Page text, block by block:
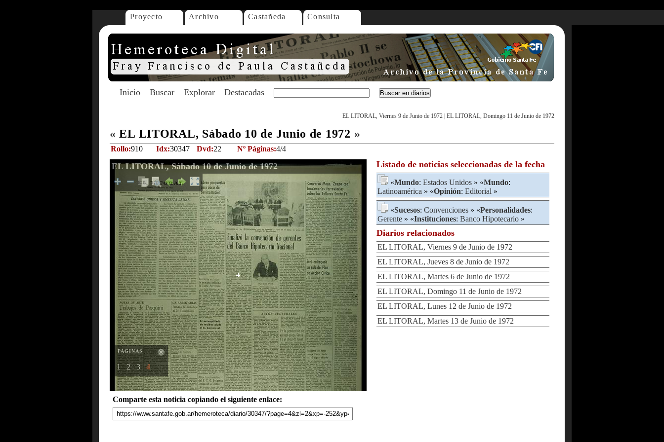
Proyecto Archivo Castañeda Consulta
Inicio Buscar Explorar Destacadas
EL LITORAL, Viernes 9 de Junio de 1972 EL LITORAL, Domingo 11 de Junio de 1972
« EL LITORAL, Sábado 10 de Junio de 1972 »
Rollo:910 Idx:30347 Dvd:22 Nº Páginas:4/4
EL LITORAL, Sábado 10 de Junio de 1972
PAGINAS
1 2 3 4
Comparte esta noticia copiando el siguiente enlace:
Listado de noticias seleccionadas de la fecha
«Mundo: Estados Unidos » «Mundo:
Latinoamérica » «Opinión: Editorial »
«Sucesos: Convenciones » «Personalidades:
Gerente » «Instituciones: Banco Hipotecario »
Diarios relacionados
EL LITORAL, Viernes 9 de Junio de 1972
EL LITORAL, Jueves 8 de Junio de 1972
EL LITORAL, Martes 6 de Junio de 1972
EL LITORAL, Domingo 11 de Junio de 1972
EL LITORAL, Lunes 12 de Junio de 1972
EL LITORAL, Martes 13 de Junio de 1972